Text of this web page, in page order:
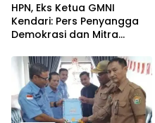
HPN, Eks Ketua GMNI
Kendari: Pers Penyangga
Demokrasi dan Mitra